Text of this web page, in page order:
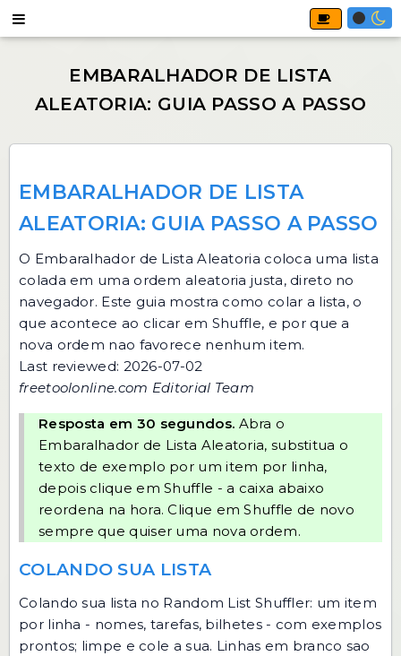
EMBARALHADOR DE LISTA
ALEATORIA: GUIA PASSO A PASSO
O Embaralhador de Lista Aleatoria coloca uma lista
colada em uma ordem aleatoria justa, direto no
navegador. Este guia mostra como colar a lista, o
que acontece ao clicar em Shuffle, e por que a
nova ordem nao favorece nenhum item.
Last reviewed: 2026-07-02
freetoolonline.com Editorial Team
Resposta em 30 segundos. Abra o
Embaralhador de Lista Aleatoria, substitua o
texto de exemplo por um item por linha,
depois clique em Shuffle - a caixa abaixo
reordena na hora. Clique em Shuffle de novo
sempre que quiser uma nova ordem.
COLANDO SUA LISTA
Colando sua lista no Random List Shuffler: um item
por linha - nomes, tarefas, bilhetes - com exemplos
prontos; limpe e cole a sua. Linhas em branco sao